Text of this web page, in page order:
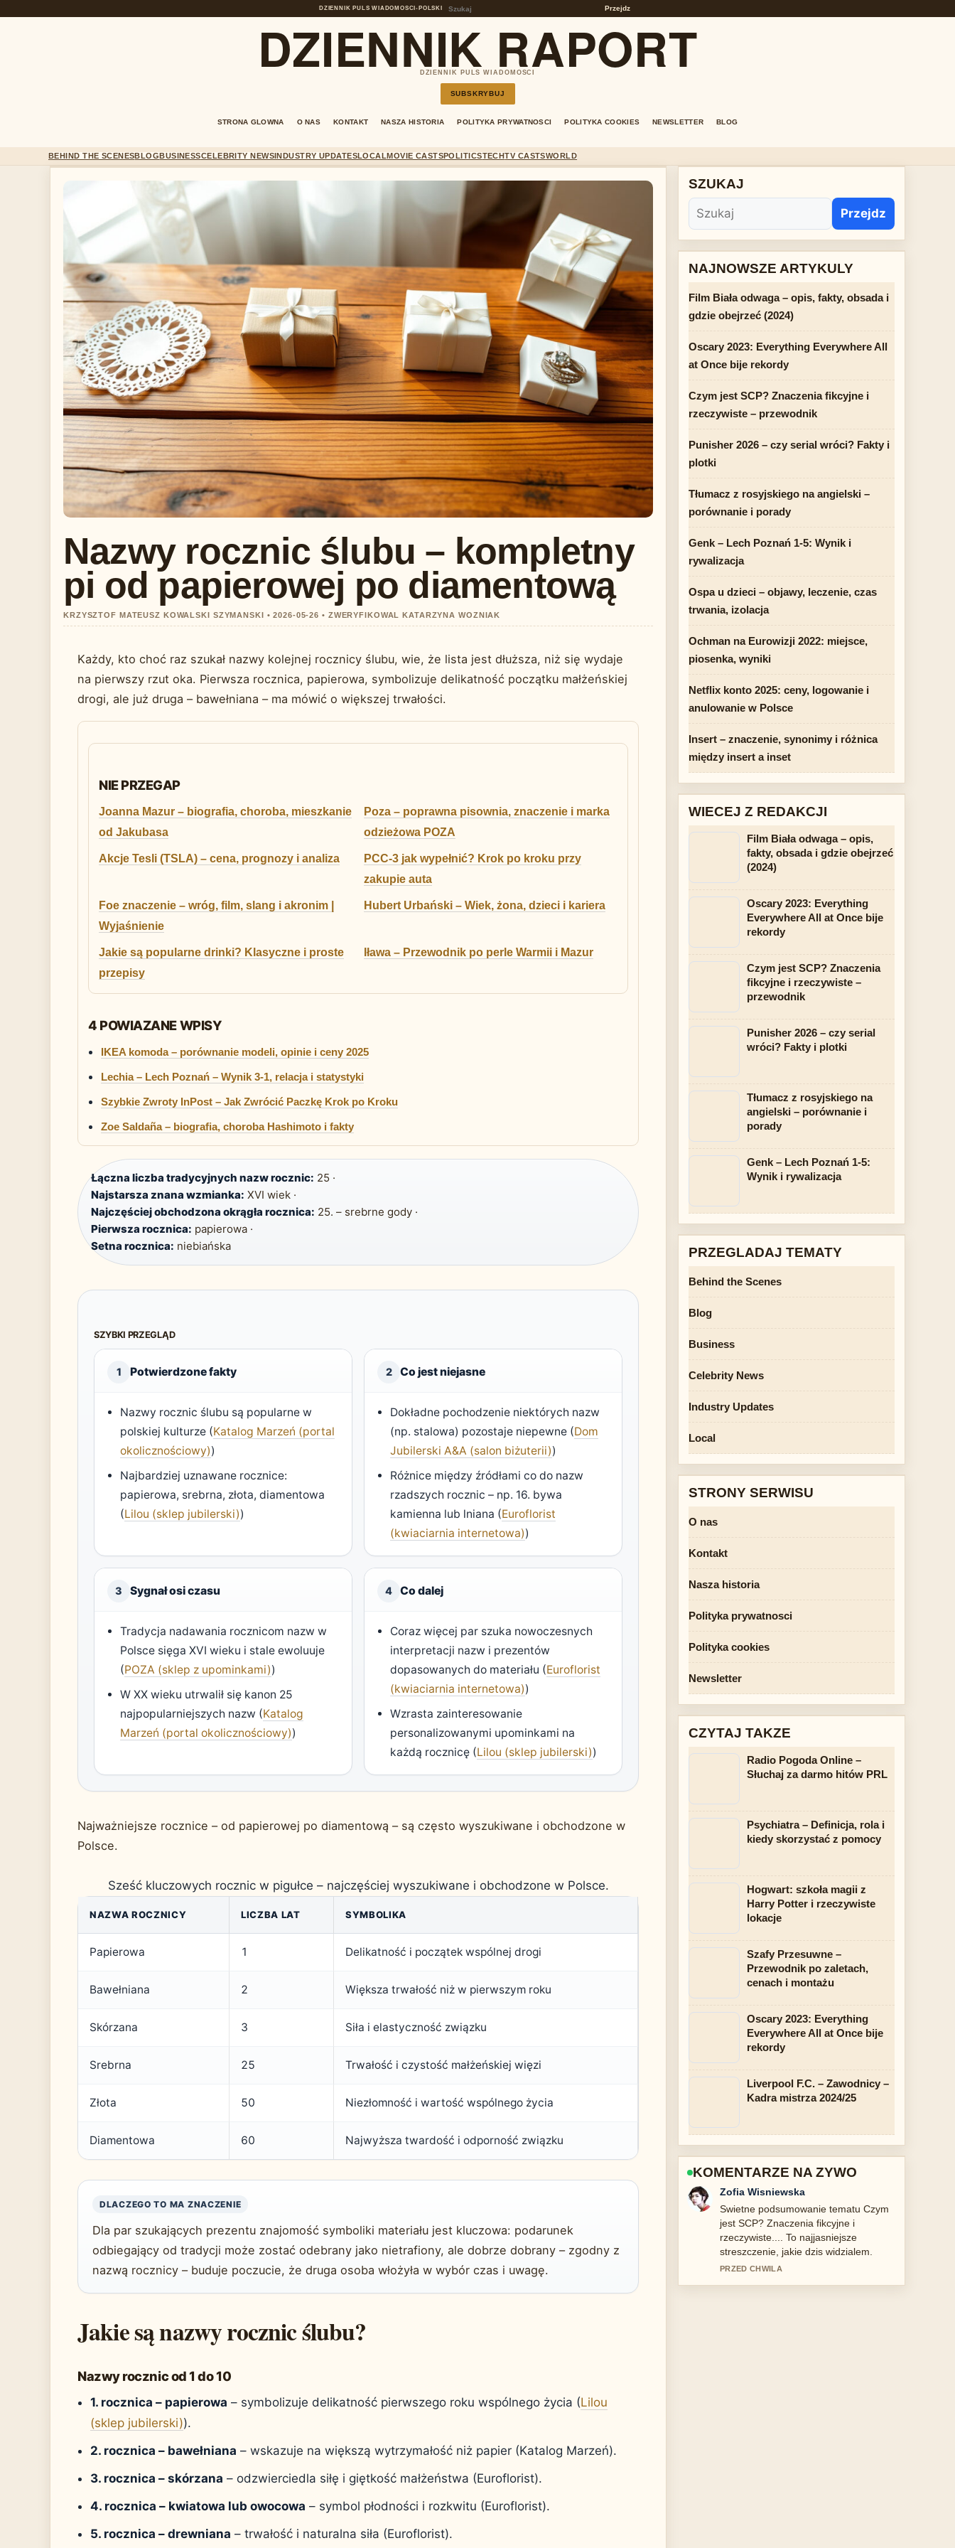
DZIENNIK PULS WIADOMOSCI• POLSKI Przejdz
DZIENNIK RAPORT
DZIENNIK PULS WIADOMOSCI
SUBSKRYBUJ
STRONA GLOWNA O NAS KONTAKT NASZA HISTORIA POLITYKA PRYWATNOSCI POLITYKA COOKIES NEWSLETTER BLOG
BEHIND THE SCENESBLOGBUSINESSCELEBRITY NEWSINDUSTRY UPDATESLOCALMOVIE CASTSPOLITICSTECHTV CASTSWORLD
Nazwy rocznic ślubu – kompletny
pi od papierowej po diamentową
KRZYSZTOF MATEUSZ KOWALSKI SZYMANSKI • 2026-05-26 • ZWERYFIKOWAL KATARZYNA WOZNIAK
Każdy, kto choć raz szukał nazwy kolejnej rocznicy ślubu, wie, że lista jest dłuższa, niż się wydaje
na pierwszy rzut oka. Pierwsza rocznica, papierowa, symbolizuje delikatność początku małżeńskiej
drogi, ale już druga – bawełniana – ma mówić o większej trwałości.
NIE PRZEGAP
Joanna Mazur – biografia, choroba, mieszkanie
od Jakubasa
Poza – poprawna pisownia, znaczenie i marka
odzieżowa POZA
Akcje Tesli (TSLA) – cena, prognozy i analiza
PCC-3 jak wypełnić? Krok po kroku przy
zakupie auta
Foe znaczenie – wróg, film, slang i akronim |
Wyjaśnienie
Hubert Urbański – Wiek, żona, dzieci i kariera
Jakie są popularne drinki? Klasyczne i proste
przepisy
Iława – Przewodnik po perle Warmii i Mazur
4 POWIAZANE WPISY
IKEA komoda – porównanie modeli, opinie i ceny 2025
Lechia – Lech Poznań – Wynik 3-1, relacja i statystyki
Szybkie Zwroty InPost – Jak Zwrócić Paczkę Krok po Kroku
Zoe Saldaña – biografia, choroba Hashimoto i fakty
Łączna liczba tradycyjnych nazw rocznic: 25 ·
Najstarsza znana wzmianka: XVI wiek ·
Najczęściej obchodzona okrągła rocznica: 25. – srebrne gody ·
Pierwsza rocznica: papierowa ·
Setna rocznica: niebiańska
SZYBKI PRZEGLĄD
1 Potwierdzone fakty
Nazwy rocznic ślubu są popularne w
polskiej kulturze (Katalog Marzeń (portal
okolicznościowy))
Najbardziej uznawane rocznice:
papierowa, srebrna, złota, diamentowa
(Lilou (sklep jubilerski))
2 Co jest niejasne
Dokładne pochodzenie niektórych nazw
(np. stalowa) pozostaje niepewne (Dom
Jubilerski A&A (salon biżuterii))
Różnice między źródłami co do nazw
rzadszych rocznic – np. 16. bywa
kamienna lub lniana (Euroflorist
(kwiaciarnia internetowa))
3 Sygnał osi czasu
Tradycja nadawania rocznicom nazw w
Polsce sięga XVI wieku i stale ewoluuje
(POZA (sklep z upominkami))
W XX wieku utrwalił się kanon 25
najpopularniejszych nazw (Katalog
Marzeń (portal okolicznościowy))
4 Co dalej
Coraz więcej par szuka nowoczesnych
interpretacji nazw i prezentów
dopasowanych do materiału (Euroflorist
(kwiaciarnia internetowa))
Wzrasta zainteresowanie
personalizowanymi upominkami na
każdą rocznicę (Lilou (sklep jubilerski))
Najważniejsze rocznice – od papierowej po diamentową – są często wyszukiwane i obchodzone w
Polsce.
Sześć kluczowych rocznic w pigułce – najczęściej wyszukiwane i obchodzone w Polsce.
NAZWA ROCZNICY LICZBA LAT SYMBOLIKA
Papierowa 1 Delikatność i początek wspólnej drogi
Bawełniana 2 Większa trwałość niż w pierwszym roku
Skórzana 3 Siła i elastyczność związku
Srebrna 25 Trwałość i czystość małżeńskiej więzi
Złota 50 Niezłomność i wartość wspólnego życia
Diamentowa 60 Najwyższa twardość i odporność związku
DLACZEGO TO MA ZNACZENIE
Dla par szukających prezentu znajomość symboliki materiału jest kluczowa: podarunek
odbiegający od tradycji może zostać odebrany jako nietrafiony, ale dobrze dobrany – zgodny z
nazwą rocznicy – buduje poczucie, że druga osoba włożyła w wybór czas i uwagę.
Jakie są nazwy rocznic ślubu?
Nazwy rocznic od 1 do 10
1. rocznica – papierowa – symbolizuje delikatność pierwszego roku wspólnego życia (Lilou
(sklep jubilerski)).
2. rocznica – bawełniana – wskazuje na większą wytrzymałość niż papier (Katalog Marzeń).
3. rocznica – skórzana – odzwierciedla siłę i giętkość małżeństwa (Euroflorist).
4. rocznica – kwiatowa lub owocowa – symbol płodności i rozkwitu (Euroflorist).
5. rocznica – drewniana – trwałość i naturalna siła (Euroflorist).
SZUKAJ
Przejdz
NAJNOWSZE ARTYKULY
Film Biała odwaga – opis, fakty, obsada i
gdzie obejrzeć (2024)
Oscary 2023: Everything Everywhere All
at Once bije rekordy
Czym jest SCP? Znaczenia fikcyjne i
rzeczywiste – przewodnik
Punisher 2026 – czy serial wróci? Fakty i
plotki
Tłumacz z rosyjskiego na angielski –
porównanie i porady
Genk – Lech Poznań 1-5: Wynik i
rywalizacja
Ospa u dzieci – objawy, leczenie, czas
trwania, izolacja
Ochman na Eurowizji 2022: miejsce,
piosenka, wyniki
Netflix konto 2025: ceny, logowanie i
anulowanie w Polsce
Insert – znaczenie, synonimy i różnica
między insert a inset
WIECEJ Z REDAKCJI
Film Biała odwaga – opis,
fakty, obsada i gdzie obejrzeć
(2024)
Oscary 2023: Everything
Everywhere All at Once bije
rekordy
Czym jest SCP? Znaczenia
fikcyjne i rzeczywiste –
przewodnik
Punisher 2026 – czy serial
wróci? Fakty i plotki
Tłumacz z rosyjskiego na
angielski – porównanie i
porady
Genk – Lech Poznań 1-5:
Wynik i rywalizacja
PRZEGLADAJ TEMATY
Behind the Scenes
Blog
Business
Celebrity News
Industry Updates
Local
STRONY SERWISU
O nas
Kontakt
Nasza historia
Polityka prywatnosci
Polityka cookies
Newsletter
CZYTAJ TAKZE
Radio Pogoda Online –
Słuchaj za darmo hitów PRL
Psychiatra – Definicja, rola i
kiedy skorzystać z pomocy
Hogwart: szkoła magii z
Harry Potter i rzeczywiste
lokacje
Szafy Przesuwne –
Przewodnik po zaletach,
cenach i montażu
Oscary 2023: Everything
Everywhere All at Once bije
rekordy
Liverpool F.C. – Zawodnicy –
Kadra mistrza 2024/25
KOMENTARZE NA ZYWO
Piotr Zielinski
Sledze Film Biała odwaga – opis, fakty,
obsada... na biezaco i doceniam
wywazony ton.
3 MIN TEMU